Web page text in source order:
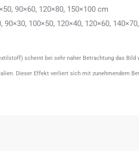
90×60, 120×80, 150×100 cm
90×30, 100×50, 120×40, 120×60,
scheint bei sehr naher Betrachtung das Bild
Dieser Effekt verliert sich mit zunehmendem